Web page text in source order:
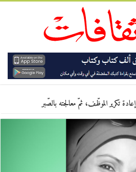
إعادة تكرير الموظّف، ثمّ معالجته بالصّبر